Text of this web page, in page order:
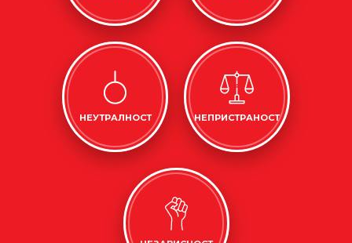
НЕУТРАЛНОСТ НЕПРИСТРАНОСТ